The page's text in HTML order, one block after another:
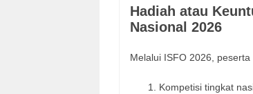
Hadiah atau
Nasional 2026
Melalui ISFO 2026,
Kompetisi tingkat